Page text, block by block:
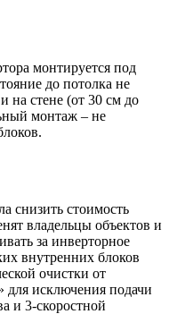
монтируется под
до потолка не
на стене (от 30 см до
монтаж – не
снизить стоимость
владельцы объектов и
за инверторное
внутренних блоков
очистки от
для исключения подачи
и 3-скоростной